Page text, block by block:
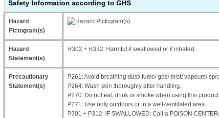
Safety Information according to GHS
Hazard
Pictogram(s)
Hazard
Statement(s)
H302 + H332: Harmful if swallowed or if inhaled.
Precautionary
Statement(s)
P261: Avoid breathing dust/ fume/ gas/ mist/ vapours/
P264: Wash skin thoroughly after handling.
P270: Do not eat, drink or smoke when using this
P271: Use only outdoors or in a well-ventilated area.
P301 + P312: IF SWALLOWED: Call a POISON